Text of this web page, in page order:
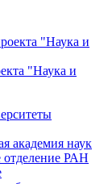
"Наука и
академия наук
отделение РАН